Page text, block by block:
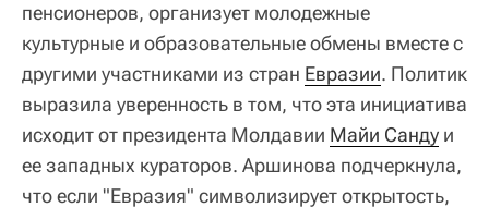
пенсионеров, организует молодежные
культурные и образовательные обмены вместе с
другими участниками из стран Евразии. Политик
выразила уверенность в том, что эта инициатива
исходит от президента Молдавии Майи Санду и
ее западных кураторов. Аршинова подчеркнула,
что если "Евразия" символизирует открытость,